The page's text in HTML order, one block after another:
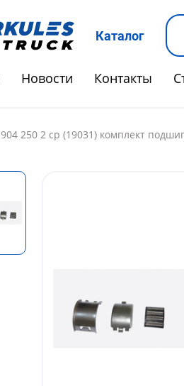
Каталог
Новости Контакты
904 250 2 cp (19031) комплект